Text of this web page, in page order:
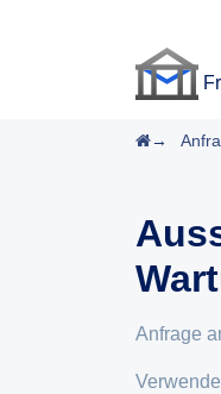
Startseite
Anfrage